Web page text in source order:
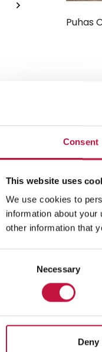
Consent
This website uses
We use cookies to
information about
other information that
Necessary
Deny
Puhas